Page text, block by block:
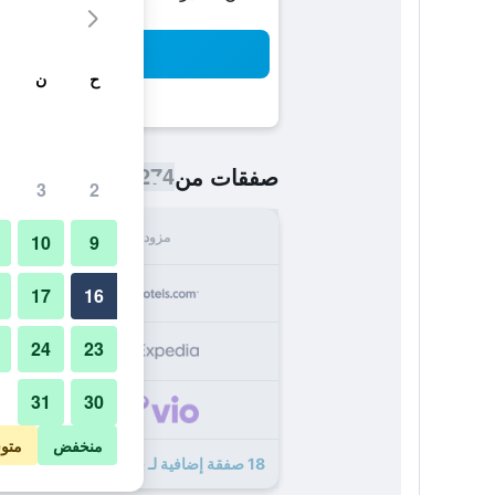
صفقات من274 ﷼
مزود
18 صفقة إضافية لـ فندق إيبيس برلين سبانداو
ح ن
2
3
9
10
16
17
23
24
30
31
منخفض